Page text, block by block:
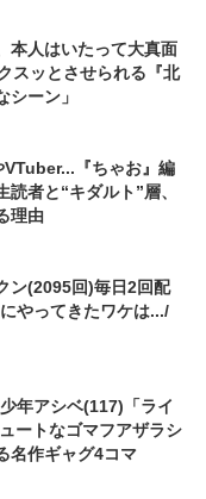
本人はいたって大真面
スッとさせられる『北
シーン」
『ちゃお』編
者と“キダルト”層、
理由
ン(2095回)毎日2回配
やってきたワケは.../
年アシベ(117)「ライ
ートなゴマフアザラシ
名作ギャグ4コマ